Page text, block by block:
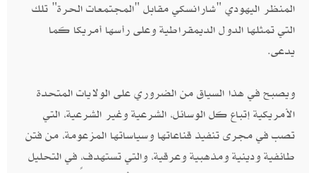
المنظر اليهودي "شارانسكي مقابل "المجتمعات الحرة" تلك
التي تمثلها الدول الديمقراطية وعلى رأسها أمريكا كما
يدعى.
ويصبح في هذا السياق من الضروري على الولايات المتحدة
الأمريكية إتباع كل الوسائل، الشرعية وغير الشرعية، التي
تصب في مجرى تنفيذ قناعاتها وسياساتها المزعومة، من فتن
طائفية ودينية ومذهبية وعرقية، والتي تستهدف، في التحليل